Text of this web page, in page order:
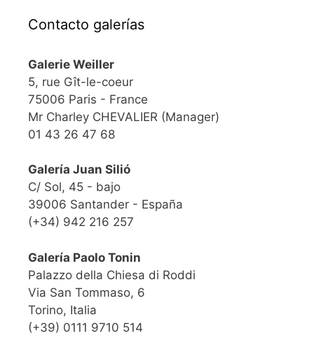
Contacto galerías
Galerie Weiller
5, rue Gît-le-coeur
75006 Paris - France
Mr Charley CHEVALIER (Manager)
01 43 26 47 68
Galería Juan Silió
C/ Sol, 45 - bajo
39006 Santander - España
(+34) 942 216 257
Galería Paolo Tonin
Palazzo della Chiesa di Roddi
Via San Tommaso, 6
Torino, Italia
(+39) 0111 9710 514